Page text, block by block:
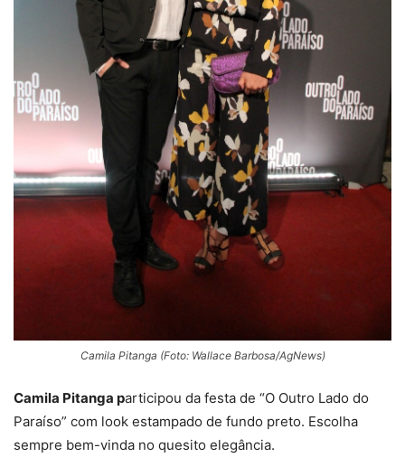
Camila Pitanga (Foto: Wallace Barbosa/AgNews)
Camila Pitanga participou da festa de “O Outro Lado do
Paraíso” com look estampado de fundo preto. Escolha
sempre bem-vinda no quesito elegância.